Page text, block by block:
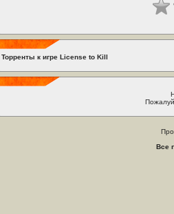
Торренты к игре License to Kill
Все